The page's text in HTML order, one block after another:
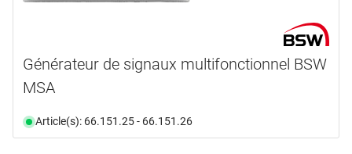
Générateur de signaux multifonctionnel BSW
MSA
Article(s): 66.151.25 - 66.151.26